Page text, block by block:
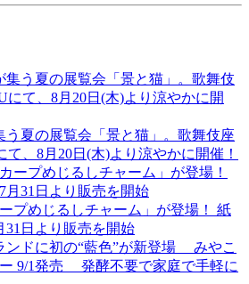
う夏の展覧会「景と猫」。歌舞伎座
、8月20日(木)より涼やかに開催！
プめじるしチャーム」が登場！ 紙
31日より販売を開始